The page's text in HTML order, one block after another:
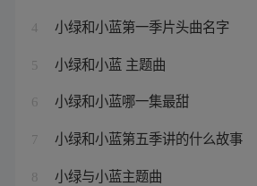
4 小绿和小蓝第一季片头曲名字
5 小绿和小蓝 主题曲
6 小绿和小蓝哪一集最甜
7 小绿和小蓝第五季讲的什么故事
8 小绿与小蓝主题曲